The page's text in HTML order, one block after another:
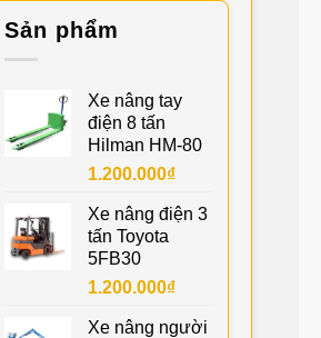
Sản phẩm
Xe nâng tay
điện 8 tấn
Hilman HM-80
1.200.000₫
Xe nâng điện 3
tấn Toyota
5FB30
1.200.000₫
Xe nâng người